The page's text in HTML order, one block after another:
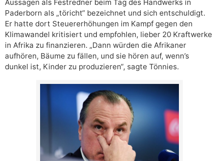
Aussagen als Festredner beim Tag des Handwerks in
Paderborn als „töricht“ bezeichnet und sich entschuldigt.
Er hatte dort Steuererhöhungen im Kampf gegen den
Klimawandel kritisiert und empfohlen, lieber 20 Kraftwerke
in Afrika zu finanzieren. „Dann würden die Afrikaner
aufhören, Bäume zu fällen, und sie hören auf, wenn’s
dunkel ist, Kinder zu produzieren“, sagte Tönnies.